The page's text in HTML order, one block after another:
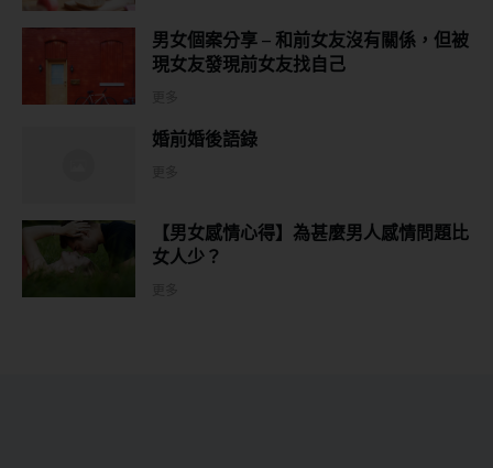
男女個案分享 – 和前女友沒有關係，但被
現女友發現前女友找自己
婚前婚後語錄
【男女感情心得】為甚麼男人感情問題比
女人少？